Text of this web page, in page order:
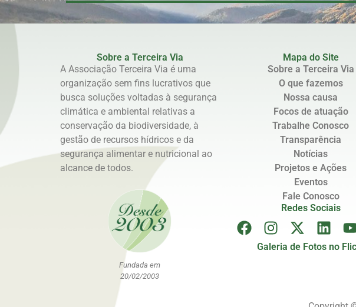
Sobre a Terceira Via
A Associação Terceira Via é uma
organização sem fins lucrativos que
busca soluções voltadas à segurança
climática e ambiental relativas a
conservação da biodiversidade, à
gestão de recursos hídricos e da
segurança alimentar e nutricional ao
alcance de todos.
Fundada em
20/02/2003
Mapa do Site
Sobre a Terceira Via
O que fazemos
Nossa causa
Focos de atuação
Trabalhe Conosco
Transparência
Notícias
Projetos e Ações
Eventos
Fale Conosco
Redes Sociais
Galeria de Fotos no